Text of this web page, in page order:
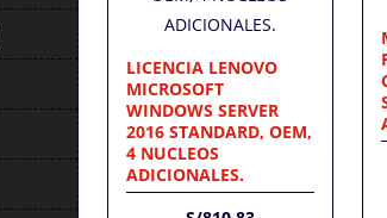
LICENCIA LENOVO
MICROSOFT
WINDOWS SERVER
2016 STANDARD, OEM,
4 NUCLEOS
ADICIONALES.